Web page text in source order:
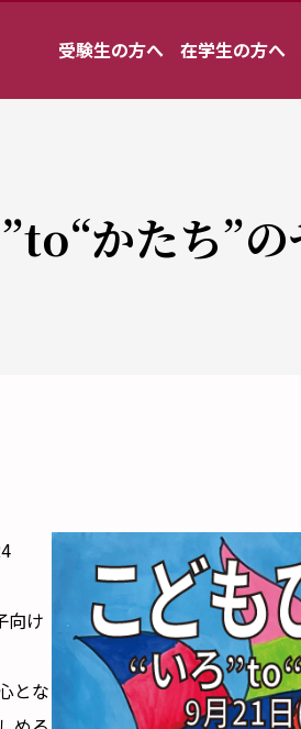
受験生の方へ 在学生の方へ
かたち”
向け
とな